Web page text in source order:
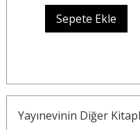
Sepete Ekle
Yayınevinin Diğer